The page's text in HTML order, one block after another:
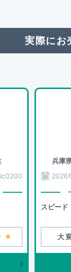
実際にお
ic0200
兵庫
2026
スピード
大